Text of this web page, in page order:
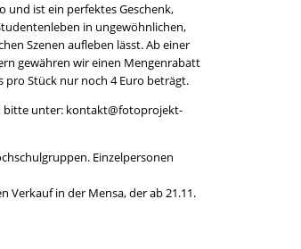
und ist ein perfektes Geschenk,
in ungewöhnlichen,
Szenen aufleben lässt. Ab einer
gewähren wir einen Mengenrabatt
pro Stück nur noch 4 Euro beträgt.
bitte unter: kontakt@fotoprojekt-
Einzelpersonen
Verkauf in der Mensa, der ab 21.11.